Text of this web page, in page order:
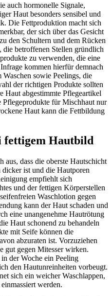
auch hormonelle Signale,
Haut besonders sensibel und
Die Fettproduktion macht sich
der sich über das Gesicht
den Schultern und dem Rücken
betroffenen Stellen gründlich
zu verwenden, die eine
kommen hierfür demnach
sowie Peelings, die
der richtigen Produkte sollten
Haut abgestimmte Pflegeartikel
Pflegeprodukte für Mischhaut nur
Haut kann die Fettbildung
fettigem Hautbild
aus, dass die oberste Hautschicht
ist und die Hautporen
empfiehlt sich
und der fettigen Körperstellen
Waschlotion gegen
kann der Haut schaden und
eine unangenehme Hautrötung
Haut schonend zu behandeln
mit Seife können die
abzuraten ist. Vorzuziehen
gut gegen Mitesser wirken.
der Woche ein Peeling
den Hautunreinheiten vorbeugt.
sich ein weicher Waschlappen,
werden.